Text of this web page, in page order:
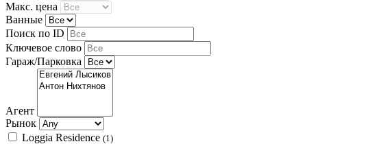
Макс. цена
Ванные
Поиск по ID
Ключевое слово
Гараж/Парковка
Агент
Рынок
Loggia Residence (1)